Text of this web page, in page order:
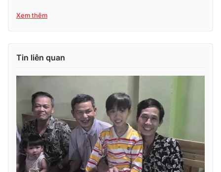
Xem thêm
Tin liên quan